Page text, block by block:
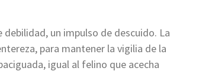
un impulso de descuido. La
para mantener la vigilia de la
igual al felino que acecha